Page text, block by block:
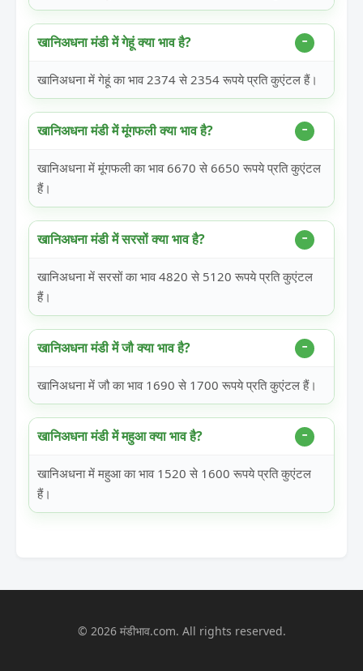
खानिअधना मंडी में गेहूं क्या भाव है?
खानिअधना में गेहूं का भाव 2374 से 2354 रूपये प्रति कुएंटल हैं।
खानिअधना मंडी में मूंगफली क्या भाव है?
खानिअधना में मूंगफली का भाव 6670 से 6650 रूपये प्रति कुएंटल
हैं।
खानिअधना मंडी में सरसों क्या भाव है?
खानिअधना में सरसों का भाव 4820 से 5120 रूपये प्रति कुएंटल
हैं।
खानिअधना मंडी में जौ क्या भाव है?
खानिअधना में जौ का भाव 1690 से 1700 रूपये प्रति कुएंटल हैं।
खानिअधना मंडी में महुआ क्या भाव है?
खानिअधना में महुआ का भाव 1520 से 1600 रूपये प्रति कुएंटल
हैं।
© 2026 मंडीभाव.com. All rights reserved.